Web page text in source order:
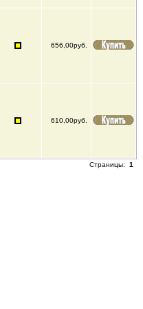
656,00руб.
610,00руб.
Страницы: 1